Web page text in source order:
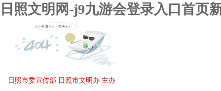
日照文明网-j9九游会登录入口首页
日照市委宣传部 日照市文明办 主办